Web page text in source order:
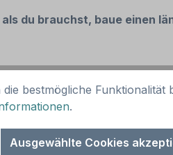
du brauchst, baue einen
bestmögliche Funktionalität
.
Ausgewählte Cookies